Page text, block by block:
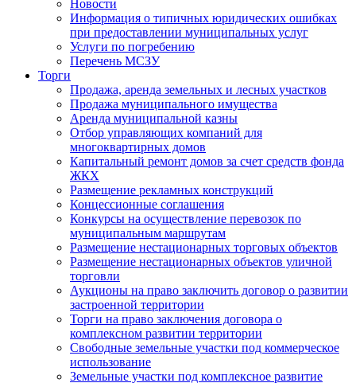
Новости
Информация о типичных юридических ошибках
при предоставлении муниципальных услуг
Услуги по погребению
Перечень МСЗУ
Торги
Продажа, аренда земельных и лесных участков
Продажа муниципального имущества
Аренда муниципальной казны
Отбор управляющих компаний для
многоквартирных домов
Капитальный ремонт домов за счет средств фонда
ЖКХ
Размещение рекламных конструкций
Концессионные соглашения
Конкурсы на осуществление перевозок по
муниципальным маршрутам
Размещение нестационарных торговых объектов
Размещение нестационарных объектов уличной
торговли
Аукционы на право заключить договор о развитии
застроенной территории
Торги на право заключения договора о
комплексном развитии территории
Свободные земельные участки под коммерческое
использование
Земельные участки под комплексное развитие